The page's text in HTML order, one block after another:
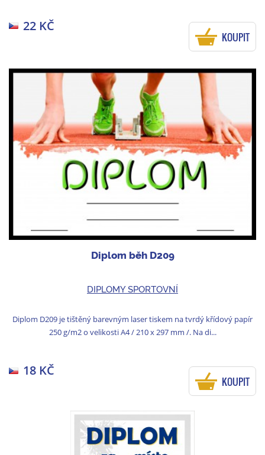
22 KČ
KOUPIT
Diplom běh D209
DIPLOMY SPORTOVNÍ
Diplom D209 je tištěný barevným laser tiskem na tvrdý křídový papír
250 g/m2 o velikosti A4 / 210 x 297 mm /. Na di...
18 KČ
KOUPIT